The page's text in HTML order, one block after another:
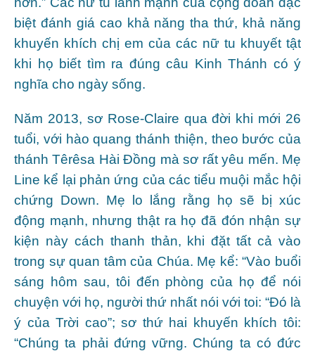
biệt đánh giá cao khả năng tha thứ, khả năng
khuyến khích chị em của các nữ tu khuyết tật
khi họ biết tìm ra đúng câu Kinh Thánh có ý
nghĩa cho ngày sống.
Năm 2013, sơ Rose-Claire qua đời khi mới 26
tuổi, với hào quang thánh thiện, theo bước của
thánh Têrêsa Hài Đồng mà sơ rất yêu mến. Mẹ
Line kể lại phản ứng của các tiểu muội mắc hội
chứng Down. Mẹ lo lắng rằng họ sẽ bị xúc
động mạnh, nhưng thật ra họ đã đón nhận sự
kiện này cách thanh thản, khi đặt tất cả vào
trong sự quan tâm của Chúa. Mẹ kể: “Vào buổi
sáng hôm sau, tôi đến phòng của họ để nói
chuyện với họ, người thứ nhất nói với toi: “Đó là
ý của Trời cao”; sơ thứ hai khuyến khích tôi:
“Chúng ta phải đứng vững. Chúng ta có đức